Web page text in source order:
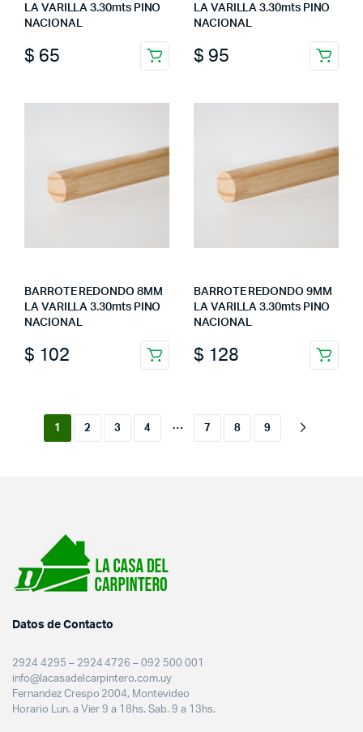
LA VARILLA 3.30mts PINO
NACIONAL
$ 65
LA VARILLA 3.30mts PINO
NACIONAL
$ 95
BARROTE REDONDO 8MM
LA VARILLA 3.30mts PINO
NACIONAL
$ 102
BARROTE REDONDO 9MM
LA VARILLA 3.30mts PINO
NACIONAL
$ 128
1 2 3 4 … 7 8 9
Datos de Contacto
2924 4295 – 2924 4726 – 092 500 001
info@lacasadelcarpintero.com.uy
Fernandez Crespo 2004, Montevideo
Horario Lun. a Vier 9 a 18hs. Sab. 9 a 13hs.